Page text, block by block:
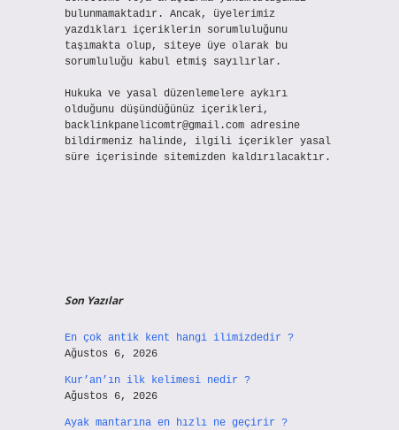
bulunmamaktadır. Ancak, üyelerimiz
yazdıkları içeriklerin sorumluluğunu
taşımakta olup, siteye üye olarak bu
sorumluluğu kabul etmiş sayılırlar.
Hukuka ve yasal düzenlemelere aykırı
olduğunu düşündüğünüz içerikleri,
backlinkpanelicomtr@gmail.comadresine
bildirmeniz halinde, ilgili içerikler yasal
süre içerisinde sitemizden kaldırılacaktır.
Son Yazılar
En çok antik kent hangi ilimizdedir ?
Ağustos 6, 2026
Kur’an’ın ilk kelimesi nedir ?
Ağustos 6, 2026
Ayak mantarına en hızlı ne geçirir ?